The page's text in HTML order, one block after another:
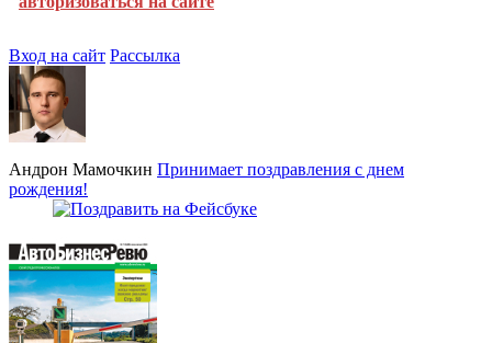
Вход на сайт Рассылка
Андрон Мамочкин Принимает поздравления с днем
рождения!